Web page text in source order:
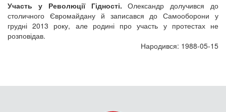
Участь у Революції Гідності.Олександр долучився до
столичного Євромайдану й записався до Самооборони у
грудні 2013 року, але родині про участь у протестах не
розповідав.
Народився: 1988-05-15